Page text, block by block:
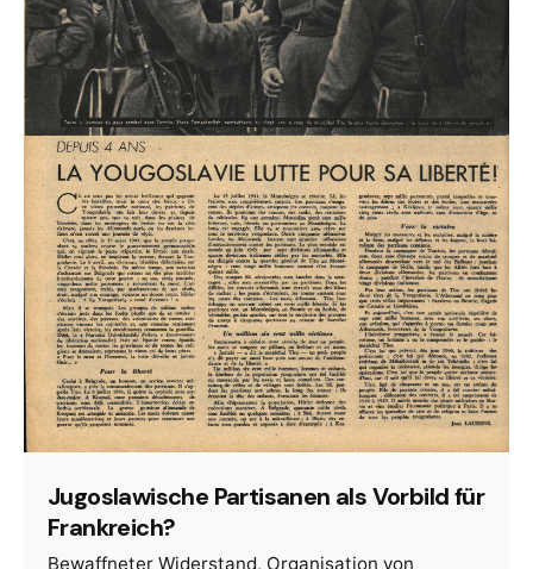
Jugoslawische Partisanen als Vorbild für
Frankreich?
Bewaffneter Widerstand Organisation von